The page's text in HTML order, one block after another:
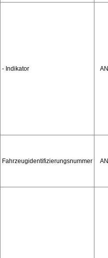
- Indikator AN
Fahrzeugidentifizierungsnummer AN